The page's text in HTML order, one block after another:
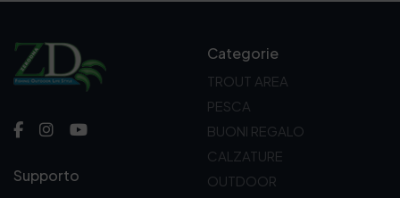
Supporto
Categorie
TROUT AREA
PESCA
BUONI REGALO
CALZATURE
OUTDOOR